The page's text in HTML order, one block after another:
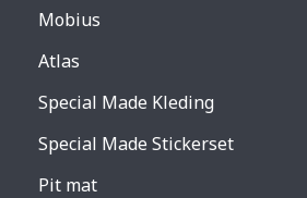
Mobius
Atlas
Special Made Kleding
Special Made Stickerset
Pit mat